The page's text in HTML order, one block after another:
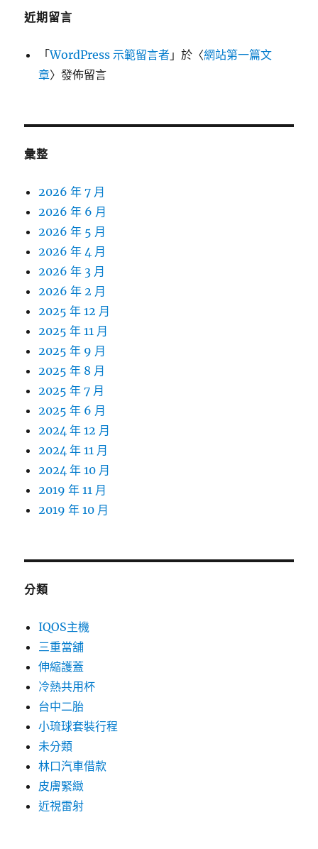
近期留言
「WordPress 示範留言者 」於〈網站第一篇文
章〉發佈留言
彙整
2026 年 7 月
2026 年 6 月
2026 年 5 月
2026 年 4 月
2026 年 3 月
2026 年 2 月
2025 年 12 月
2025 年 11 月
2025 年 9 月
2025 年 8 月
2025 年 7 月
2025 年 6 月
2024 年 12 月
2024 年 11 月
2024 年 10 月
2019 年 11 月
2019 年 10 月
分類
IQOS主機
三重當舖
伸縮護蓋
冷熱共用杯
台中二胎
小琉球套裝行程
未分類
林口汽車借款
皮膚緊緻
近視雷射